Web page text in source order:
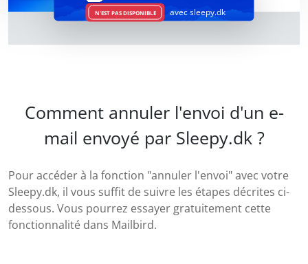
N'EST PAS DISPONIBLE avec sleepy.dk
Comment annuler l'envoi d'un e-
mail envoyé par Sleepy.dk ?
Pour accéder à la fonction "annuler l'envoi" avec votre
Sleepy.dk, il vous suffit de suivre les étapes décrites ci-
dessous. Vous pourrez essayer gratuitement cette
fonctionnalité dans Mailbird.